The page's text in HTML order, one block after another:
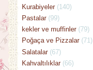
Kurabiyeler (140)
Pastalar (99)
kekler ve muffinler (79)
Poğaça ve Pizzalar (71)
Salatalar (67)
Kahvaltılıklar (66)